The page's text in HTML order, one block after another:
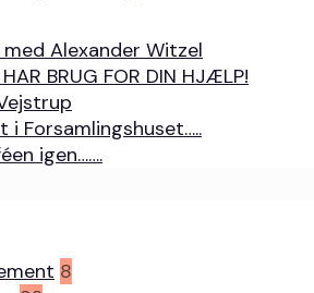
Alexander Witzel
BRUG FOR DIN HJÆLP!
i Forsamlingshuset…..
igen…….
8